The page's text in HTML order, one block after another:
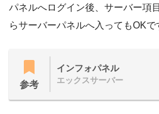
パネルへログイン後、サーバー項
らサーバーパネルへ入ってもOKで
参考
インフォパネル
エックスサーバー